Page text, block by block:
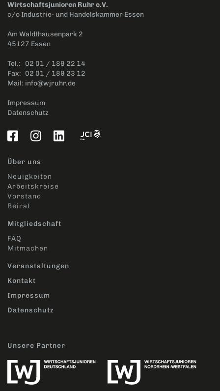
Wirtschaftsjunioren Ruhr e.V.
c/o Industrie- und Handelskammer Essen
Am Waldthausenpark 2
45127 Essen
Tel.:
02 01 / 189 22 14
Fax: 02 01 / 189 23 12
Mail: info@wjruhr.de
Impressum
Datenschutz
Über uns
Neuigkeiten
Arbeitskreise
Vorstand
Beirat
Mitgliedschaft
FAQ
Mitmachen
Veranstaltungen
Kontakt
Impressum
Datenschutz
Unsere Partner